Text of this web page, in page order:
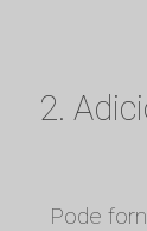
2.
Pode